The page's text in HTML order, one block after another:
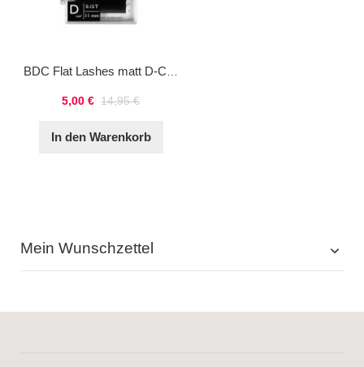
5,00 € 14,95 €
In den Warenkorb
Mein Wunschzettel